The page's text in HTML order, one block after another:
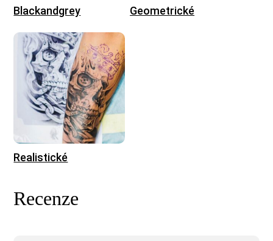
Blackandgrey Geometrické
Realistické
Recenze